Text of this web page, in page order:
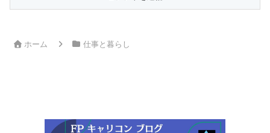
ホーム 仕事と暮らし